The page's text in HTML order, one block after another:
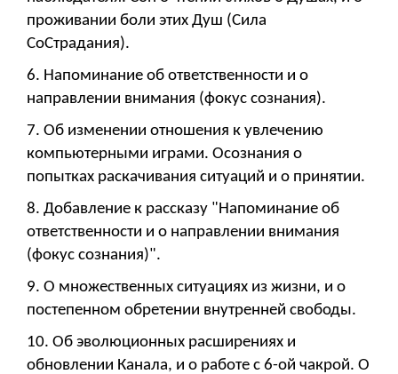
проживании боли этих Душ (Сила
СоСтрадания).
6. Напоминание об ответственности и о
направлении внимания (фокус сознания).
7. Об изменении отношения к увлечению
компьютерными играми. Осознания о
попытках раскачивания ситуаций и о принятии.
8. Добавление к рассказу "Напоминание об
ответственности и о направлении внимания
(фокус сознания)".
9. О множественных ситуациях из жизни, и о
постепенном обретении внутренней свободы.
10. Об эволюционных расширениях и
обновлении Канала, и о работе с 6-ой чакрой. О